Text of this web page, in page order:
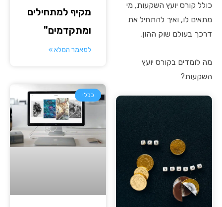
כולל קורס יועץ השקעות, מי
מתאים לו, ואיך להתחיל את
דרכך בעולם שוק ההון.
מה לומדים בקורס יועץ
השקעות?
מקיף למתחילים
ומתקדמים"
למאמר המלא »
כללי